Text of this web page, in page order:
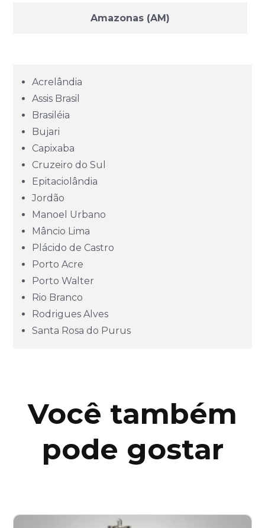
Amazonas (AM)
Goiás (GO)
Mato Grosso (MT)
Minas Gerais (MG)
Paraná (PR)
pernambuco (PE)
Acrelândia
Assis Brasil
Brasiléia
Bujari
Capixaba
Cruzeiro do Sul
Epitaciolândia
Jordão
Manoel Urbano
Mâncio Lima
Plácido de Castro
Porto Acre
Porto Walter
Rio Branco
Rodrigues Alves
Santa Rosa do Purus
Você também
pode gostar